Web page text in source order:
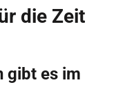
die Zeit
gibt es im